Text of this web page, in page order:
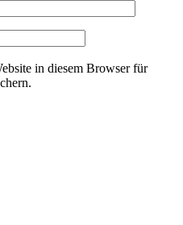
in diesem Browser für